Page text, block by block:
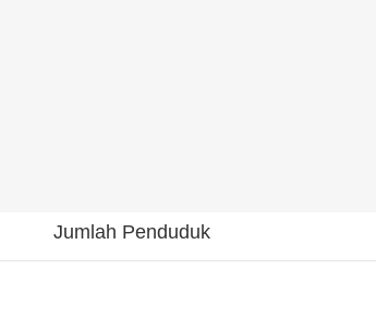
Jumlah Penduduk